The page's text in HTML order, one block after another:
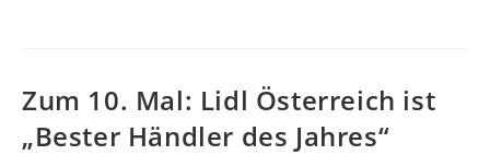
Zum 10. Mal: Lidl Österreich ist
„Bester Händler des Jahres“